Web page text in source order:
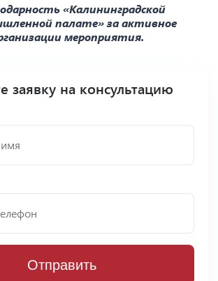
«Калининградской
палате» за активное
мероприятия.
заявку на консультацию
Отправить